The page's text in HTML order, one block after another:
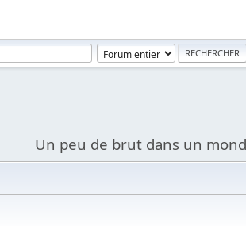
Un peu de brut dans un